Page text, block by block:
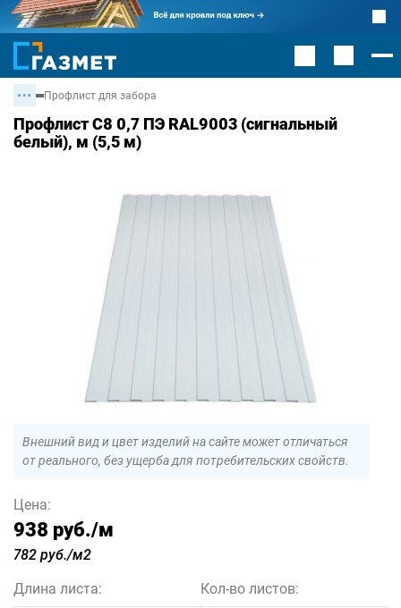
Профлист для забора
Профлист С8 0,7 ПЭ RAL9003 (сигнальный
белый), м (5,5 м)
Внешний вид и цвет изделий на сайте может отличаться
от реального, без ущерба для потребительских свойств.
Цена:
938 руб./м
782 руб./м2
Длина листа:
Кол-во листов: